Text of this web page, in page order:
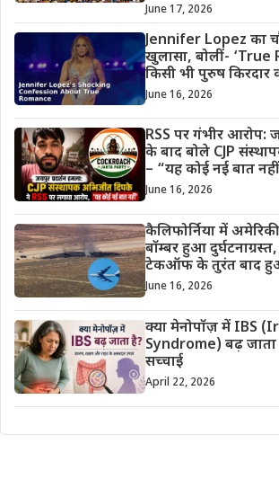
June 17, 2026
Jennifer Lopez का
खुलासा, बोलीं- ‘True
किसी भी पुरुष
June 16, 2026
RSS पर गंभीर आरोप:
के बाद बोले CJP
– “यह कोई नई बात
June 16, 2026
कैलिफोर्निया में
बॉम्बर हुआ
टेकऑफ के तुरंत बाद
June 16, 2026
क्या मेनोपॉज़ में IBS
Syndrome) बढ़ जाता
सच्चाई
April 22, 2026